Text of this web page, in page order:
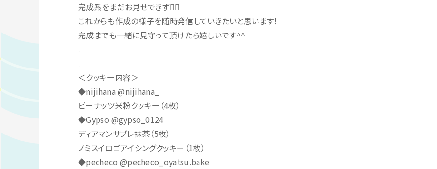
完成系をまだお見せできず🙇‍♀️
これからも作成の様子を随時発信していきたいと思います！
完成までも一緒に見守って頂けたら嬉しいです^^
.
.
＜クッキー内容＞
◆nijihana @nijihana_
ピーナッツ米粉クッキー（4枚）
◆Gypso @gypso_0124
ディアマンサブレ抹茶（5枚）
ノミスイロゴアイシングクッキー（1枚）
◆pecheco @pecheco_oyatsu.bake